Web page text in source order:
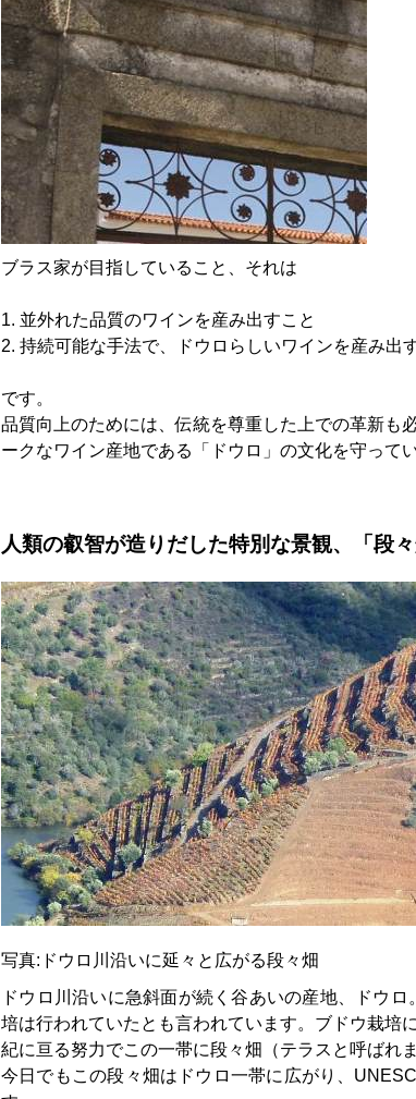
ブラス家が目指していること、それは
1. 並外れた品質のワインを産み出すこと
2. 持続可能な手法で、ドウロらしいワインを産み出
です。
品質向上のためには、伝統を尊重した上での革新も
ークなワイン産地である「ドウロ」の文化を守って
人類の叡智が造りだした特別な景観、「段々
写真:ドウロ川沿いに延々と広がる段々畑
ドウロ川沿いに急斜面が続く谷あいの産地、ドウ
培は行われていたとも言われています。ブドウ栽培
紀に亘る努力でこの一帯に段々畑（テラスと呼ばれ
今日でもこの段々畑はドウロ一帯に広がり、